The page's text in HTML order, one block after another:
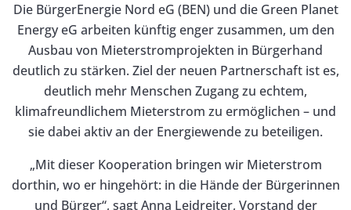
Die BürgerEnergie Nord eG (BEN) und die Green Planet
Energy eG arbeiten künftig enger zusammen, um den
Ausbau von Mieterstromprojekten in Bürgerhand
deutlich zu stärken. Ziel der neuen Partnerschaft ist es,
deutlich mehr Menschen Zugang zu echtem,
klimafreundlichem Mieterstrom zu ermöglichen – und
sie dabei aktiv an der Energiewende zu beteiligen.
„Mit dieser Kooperation bringen wir Mieterstrom
dorthin, wo er hingehört: in die Hände der Bürgerinnen
und Bürger“, sagt Anna Leidreiter, Vorstand der